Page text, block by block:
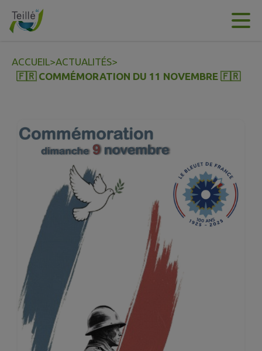
Contenu
ACCUEIL>ACTUALITÉS>
🇫🇷 COMMÉMORATION DU 11 NOVEMBRE 🇫🇷